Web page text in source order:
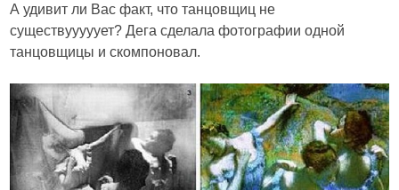
А удивит ли Вас факт, что танцовщиц не
существууууует? Дега сделала фотографии одной
танцовщицы и скомпоновал.